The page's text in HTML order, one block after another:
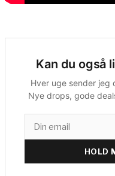
Kan du også
Hver uge sender jeg
Nye drops, gode
HOLD